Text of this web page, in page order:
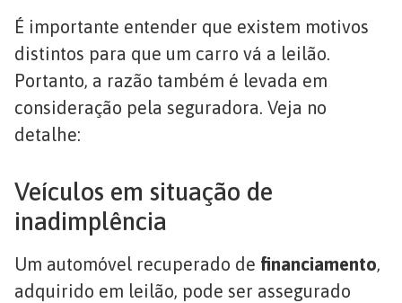
É importante entender que existem motivos
distintos para que um carro vá a leilão.
Portanto, a razão também é levada em
consideração pela seguradora. Veja no
detalhe:
Veículos em situação de
inadimplência
Um automóvel recuperado de financiamento,
adquirido em leilão, pode ser assegurado